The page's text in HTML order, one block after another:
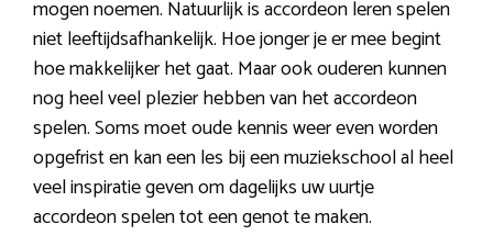
mogen noemen. Natuurlijk is accordeon leren spelen
niet leeftijdsafhankelijk. Hoe jonger je er mee begint
hoe makkelijker het gaat. Maar ook ouderen kunnen
nog heel veel plezier hebben van het accordeon
spelen. Soms moet oude kennis weer even worden
opgefrist en kan een les bij een muziekschool al heel
veel inspiratie geven om dagelijks uw uurtje
accordeon spelen tot een genot te maken.